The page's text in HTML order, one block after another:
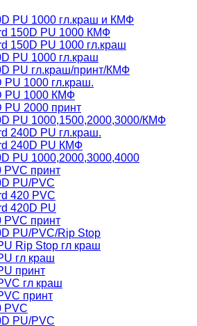
PU 1000 гл.краш и КМФ
150D PU 1000 КМФ
150D PU 1000 гл.краш
PU 1000 гл.краш
PU гл.краш/принт/КМФ
PU 1000 гл.краш.
PU 1000 КМФ
PU 2000 принт
PU 1000,1500,2000,3000/КМФ
240D PU гл.краш.
240D PU КМФ
PU 1000,2000,3000,4000
PVC принт
PU/PVC
420 PVC
420D PU
PVC принт
PU/PVC/Rip Stop
Rip Stop гл краш
гл краш
принт
гл краш
принт
PVC
PU/PVC